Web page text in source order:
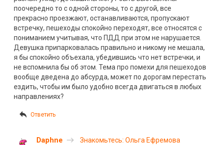
поочередно то с одной стороны, то с другой, все
прекрасно проезжают, останавливаются, пропускают
встречку, пешеходы спокойно переходят, все относятся с
пониманием учитывая, что ПДД при этом не нарушается.
Девушка припарковалась правильно и никому не мешала,
я бы спокойно объехала, убедившись что нет встречки, и
не вспомнила бы об этом. Тема про помехи для пешеходов
вообще дведена до абсурда, может по дорогам перестать
ездить, чтобы им было удобно всегда двигаться в любых
направлениях?
Ответить
Daphne Знакомьтесь: Ольга Ефремова